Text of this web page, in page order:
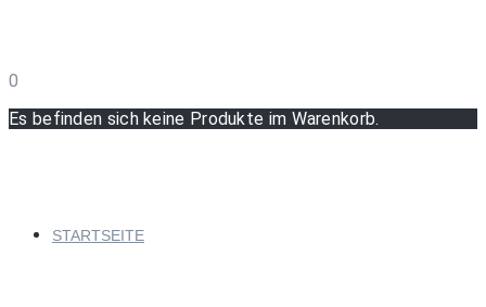
0
Es befinden sich keine Produkte im Warenkorb.
STARTSEITE